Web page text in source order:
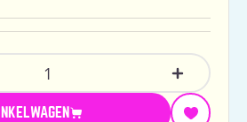
Voor Thule Palm +Verhoog